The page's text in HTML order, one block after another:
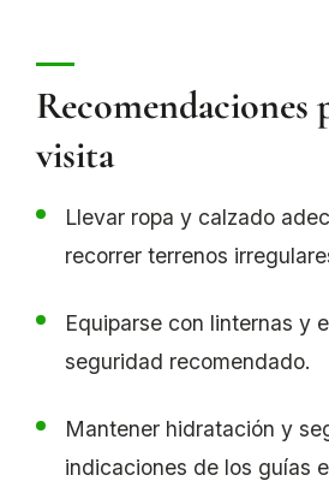
Recomendaciones
visita
Llevar ropa y calzado
recorrer terrenos
Equiparse con linternas y
seguridad recomendado.
Mantener hidratación y
indicaciones de los guías